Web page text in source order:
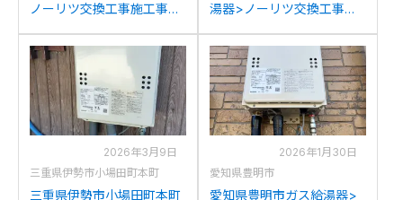
ノーリツ交換工事施工事
からノーリツGQ-2039WS-
1への交換
湯器>ノーリツ交換工事施
2012WEからノーリツGQ-
2039WS-1への交換
2026年3月9日
三重県伊勢市小場田町本町
三重県伊勢市小場田町本町
2026年1月30日
愛知県豊明市
愛知県豊明市ガス給湯器>